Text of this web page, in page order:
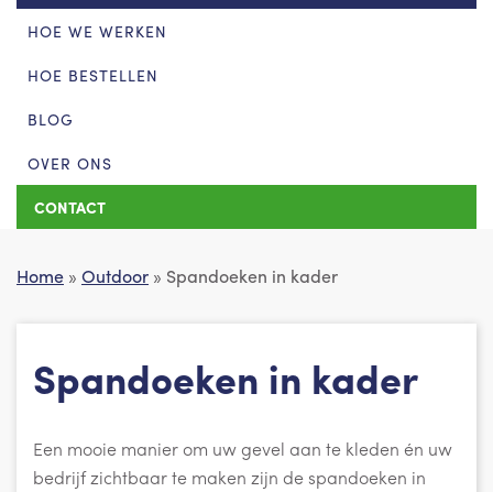
HOE WE WERKEN
HOE BESTELLEN
BLOG
OVER ONS
CONTACT
Home » Outdoor » Spandoeken in kader
Spandoeken in kader
Een mooie manier om uw gevel aan te kleden én uw
bedrijf zichtbaar te maken zijn de spandoeken in